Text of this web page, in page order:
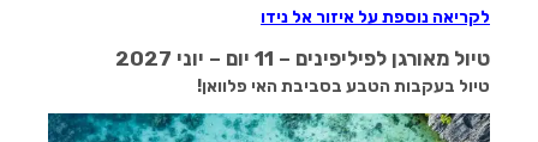
לקריאה נוספת על איזור אל נידו
טיול מאורגן לפיליפינים – 11 יום – יוני 2027
טיול בעקבות הטבע בסביבת האי פלוואן!